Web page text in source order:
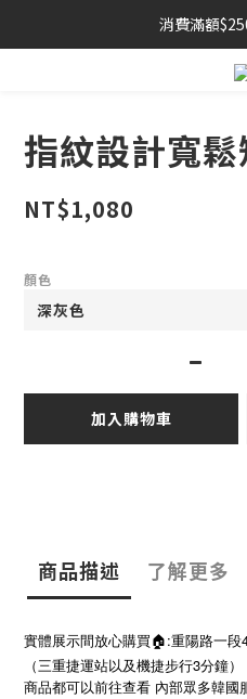
消費滿額
指紋設計寬
NT$1,080
顏色
加入購物車
商品描述 了解更多
實體展示間放心購買🏠:重陽路一段
（三重捷運站以及機捷步行3分鐘）
商品都可以前往查看 內部眾多韓國